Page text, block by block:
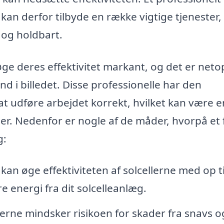
derfor tilbyde en række vigtige
holdbart.
deres effektivitet markant, og det er
i billedet. Disse professionelle har den
udføre arbejdet korrekt, hvilket kan være
Nedenfor er nogle af de måder, hvorpå et
øge effektiviteten af solcellerne med op
energi fra dit solcelleanlæg.
mindsker risikoen for skader fra snavs